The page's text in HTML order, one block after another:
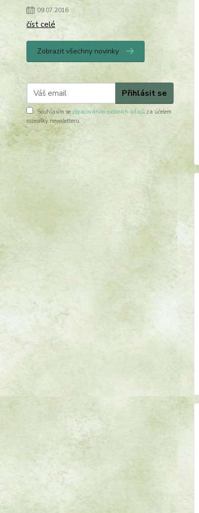
09.07.2016
číst celé
Zobrazit všechny novinky
Přihlásit se
Souhlasím se zpracováním osobních údajů za účelem
rozesílky newsletteru.